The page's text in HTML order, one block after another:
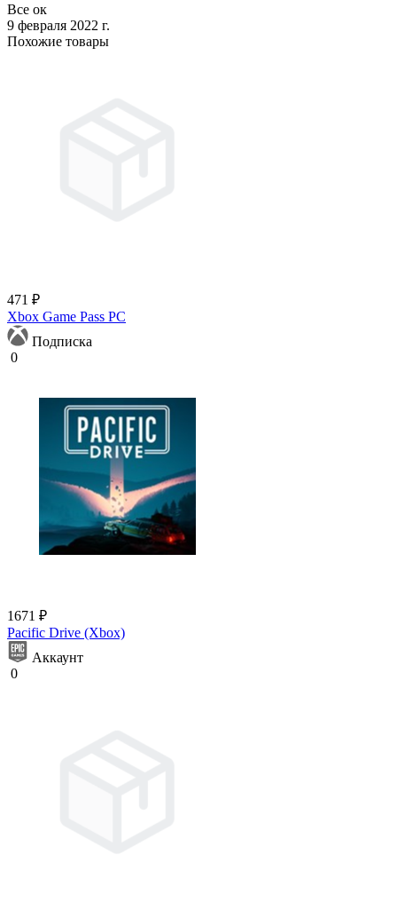
Все ок
9 февраля 2022 г.
Похожие товары
471 ₽
Xbox Game Pass PC
Подписка
0
1671 ₽
Pacific Drive (Xbox)
Аккаунт
0